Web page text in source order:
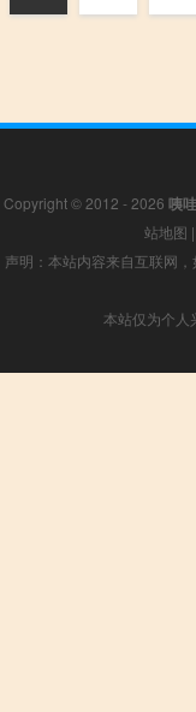
Copyright © 2012 - 2026 咦
站地图 |
声明：本站内容来自互联网
本站仅为个人